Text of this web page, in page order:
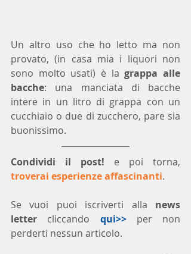
Un altro uso che ho letto ma non
provato, (in casa mia i liquori non
sono molto usati) è la grappa alle
bacche: una manciata di bacche
intere in un litro di grappa con un
cucchiaio o due di zucchero, pare sia
buonissimo.
Condividi il post!
troverai esperienze affascinanti.
Se vuoi puoi iscriverti alla news
letter cliccando qui>> per non
perderti nessun articolo.